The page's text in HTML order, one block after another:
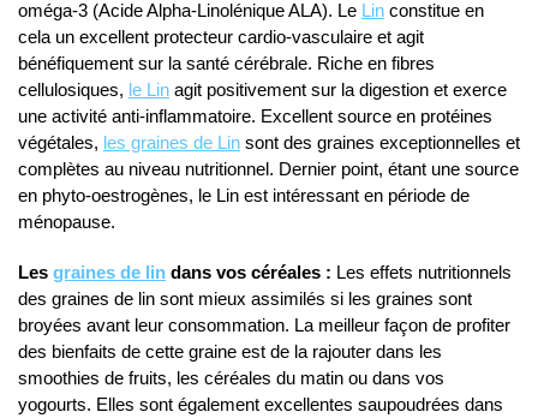
oméga-3 (Acide Alpha-Linolénique ALA). Le Lin constitue en
cela un excellent protecteur cardio-vasculaire et agit
bénéfiquement sur la santé cérébrale. Riche en fibres
cellulosiques, le Lin agit positivement sur la digestion et exerce
une activité anti-inflammatoire. Excellent source en protéines
végétales, les graines de Lin sont des graines exceptionnelles et
complètes au niveau nutritionnel. Dernier point, étant une source
en phyto-oestrogènes, le Lin est intéressant en période de
ménopause.
Les graines de lin dans vos céréales : Les effets nutritionnels
des graines de lin sont mieux assimilés si les graines sont
broyées avant leur consommation. La meilleur façon de profiter
des bienfaits de cette graine est de la rajouter dans les
smoothies de fruits, les céréales du matin ou dans vos
yogourts. Elles sont également excellentes saupoudrées dans